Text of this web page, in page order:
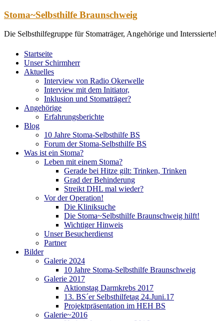
Zum
springen
Stoma~Selbsthilfe Braunschweig
Die Selbsthilfegruppe für Stomaträger, Angehörige und Interssierte!
Startseite
Unser Schirmherr
Aktuelles
Interview von Radio Okerwelle
Interview mit dem Initiator,
Inklusion und Stomaträger?
Angehörige
Erfahrungsberichte
Blog
10 Jahre Stoma-Selbsthilfe BS
Forum der Stoma-Selbsthilfe BS
Was ist ein Stoma?
Leben mit einem Stoma?
Gerade bei Hitze gilt: Trinken, Trinken
Grad der Behinderung
Streikt DHL mal wieder?
Vor der Operation!
Die Kliniksuche
Die Stoma~Selbsthilfe Braunschweig hilft!
Wichtiger Hinweis
Unser Besucherdienst
Partner
Bilder
Galerie 2024
10 Jahre Stoma-Selbsthilfe Braunschweig
Galerie 2017
Aktionstag Darmkrebs 2017
13. BS´er Selbsthilfetag 24.Juni.17
Projektpräsentation im HEH BS
Galerie~2016